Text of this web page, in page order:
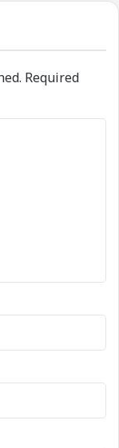
Required